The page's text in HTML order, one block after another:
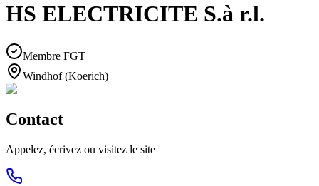
HS ELECTRICITE S.à r.l.
Membre FGT
Windhof (Koerich)
Contact
Appelez, écrivez ou visitez le site